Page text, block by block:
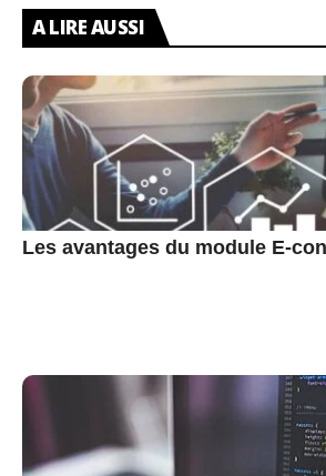
A LIRE AUSSI
Les avantages du module E-